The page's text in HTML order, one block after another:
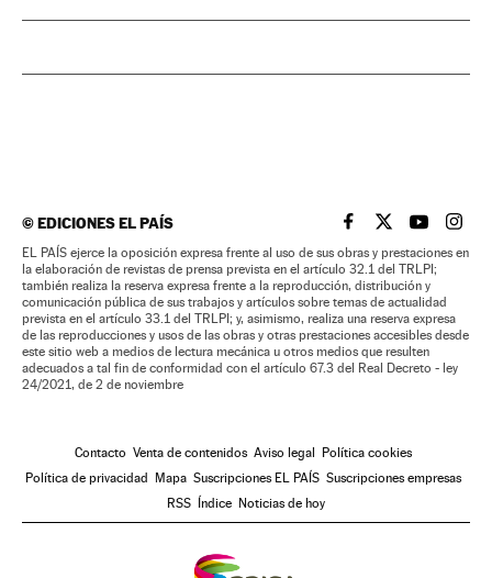
©EDICIONES EL PAÍS EL PAÍS BRASIL EN
EL PAÍSEL PAÍS
EL
EL PAÍS ejerce la oposición expresa frente al uso de sus obras y prestaciones en
la elaboración de revistas de prensa prevista en el artículo 32.1 del TRLPI;
también realiza la reserva expresa frente a la reproducción, distribución y
comunicación pública de sus trabajos y artículos sobre temas de actualidad
prevista en el artículo 33.1 del TRLPI; y, asimismo, realiza una reserva expresa
de las reproducciones y usos de las obras y otras prestaciones accesibles desde
este sitio web a medios de lectura mecánica u otros medios que resulten
adecuados a tal fin de conformidad con el artículo 67.3 del Real Decreto - ley
24/2021, de 2 de noviembre
Contacto Venta de contenidos Aviso legal Política cookies
Política de privacidad Mapa Suscripciones EL PAÍS Suscripciones empresas
RSS Índice Noticias de hoy